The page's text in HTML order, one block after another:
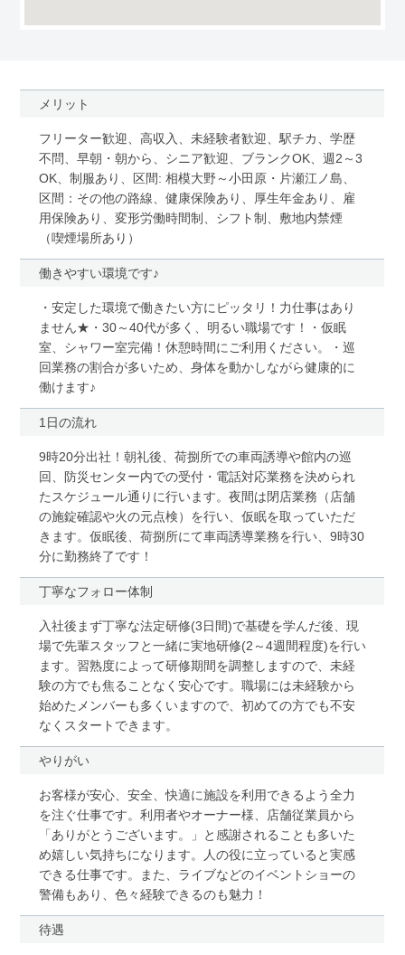
メリット
フリーター歓迎、高収入、未経験者歓迎、駅チカ、学歴
不問、早朝・朝から、シニア歓迎、ブランクOK、週2～3
OK、制服あり、区間: 相模大野～小田原・片瀬江ノ島、
区間：その他の路線、健康保険あり、厚生年金あり、雇
用保険あり、変形労働時間制、シフト制、敷地内禁煙
（喫煙場所あり）
働きやすい環境です♪
・安定した環境で働きたい方にピッタリ！力仕事はあり
ません★・30～40代が多く、明るい職場です！・仮眠
室、シャワー室完備！休憩時間にご利用ください。・巡
回業務の割合が多いため、身体を動かしながら健康的に
働けます♪
1日の流れ
9時20分出社！朝礼後、荷捌所での車両誘導や館内の巡
回、防災センター内での受付・電話対応業務を決められ
たスケジュール通りに行います。夜間は閉店業務（店舗
の施錠確認や火の元点検）を行い、仮眠を取っていただ
きます。仮眠後、荷捌所にて車両誘導業務を行い、9時30
分に勤務終了です！
丁寧なフォロー体制
入社後まず丁寧な法定研修(3日間)で基礎を学んだ後、現
場で先輩スタッフと一緒に実地研修(2～4週間程度)を行い
ます。習熟度によって研修期間を調整しますので、未経
験の方でも焦ることなく安心です。職場には未経験から
始めたメンバーも多くいますので、初めての方でも不安
なくスタートできます。
やりがい
お客様が安心、安全、快適に施設を利用できるよう全力
を注ぐ仕事です。利用者やオーナー様、店舗従業員から
「ありがとうございます。」と感謝されることも多いた
め嬉しい気持ちになります。人の役に立っていると実感
できる仕事です。また、ライブなどのイベントショーの
警備もあり、色々経験できるのも魅力！
待遇